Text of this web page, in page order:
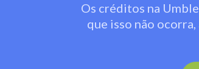
Os créditos na
que isso não ocorra,